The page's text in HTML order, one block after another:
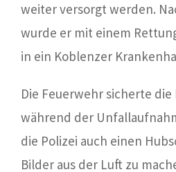
weiter versorgt werden.
wurde er mit einem
in ein Koblenzer
Die Feuerwehr sicherte
während der
die Polizei auch einen
Bilder aus der Luft zu